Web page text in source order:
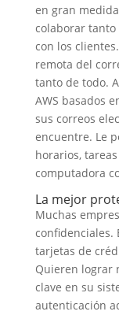
en gran
colaborar
con los
remota del
tanto de todo.
AWS basados
sus correos
encuentre. Le
horarios,
computadora
La mejor
Muchas
confidenciales.
tarjetas de
Quieren lograr
clave en su
autenticación